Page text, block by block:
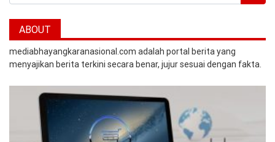
ABOUT
mediabhayangkaranasional.com adalah portal berita yang
menyajikan berita terkini secara benar, jujur sesuai dengan fakta.